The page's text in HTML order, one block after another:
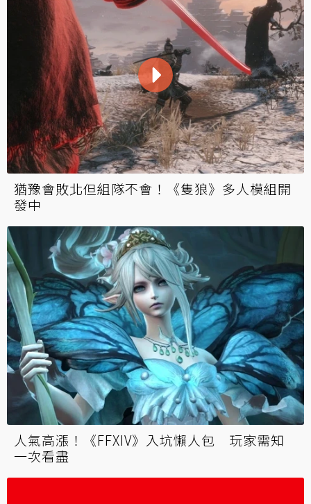
猶豫會敗北但組隊不會！《隻狼》多人模組開
發中
人氣高漲！《FFXIV》入坑懶人包 玩家需知
一次看盡